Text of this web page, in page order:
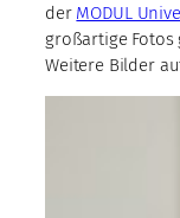
der MODUL
großartige Fotos
Weitere Bilder